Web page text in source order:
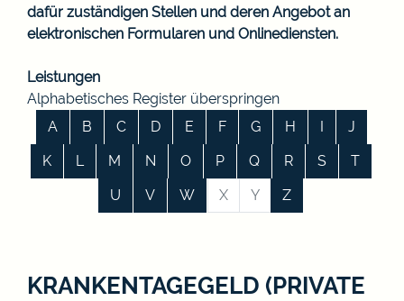
dafür zuständigen Stellen und deren Angebot an
elektronischen Formularen und Onlinediensten.
Leistungen
Alphabetisches Register überspringen
A
B C D E F G H I
J
K
L M N O P Q R S
T
U
V W X Y Z
KRANKENTAGEGELD (PRIVATE